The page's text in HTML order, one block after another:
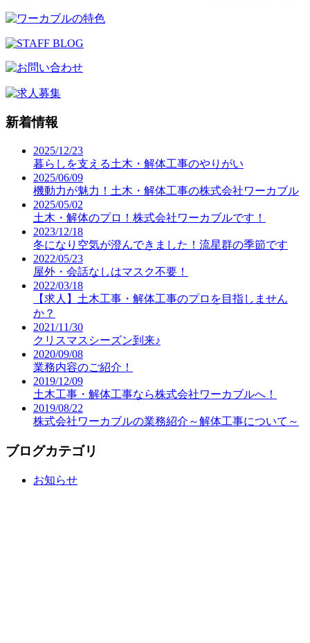
新着情報
2025/12/23
暮らしを支える土木・解体工事のやりがい
2025/06/09
機動力が魅力！土木・解体工事の株式会社ワーカブル
2025/05/02
土木・解体のプロ！株式会社ワーカブルです！
2023/12/18
冬になり空気が澄んできました！流星群の季節です
2022/05/23
屋外・会話なしはマスク不要！
2022/03/18
【求人】土木工事・解体工事のプロを目指しません
か？
2021/11/30
クリスマスシーズン到来♪
2020/09/08
業務内容のご紹介！
2019/12/09
土木工事・解体工事なら株式会社ワーカブルへ！
2019/08/22
株式会社ワーカブルの業務紹介～解体工事について～
ブログカテゴリ
お知らせ